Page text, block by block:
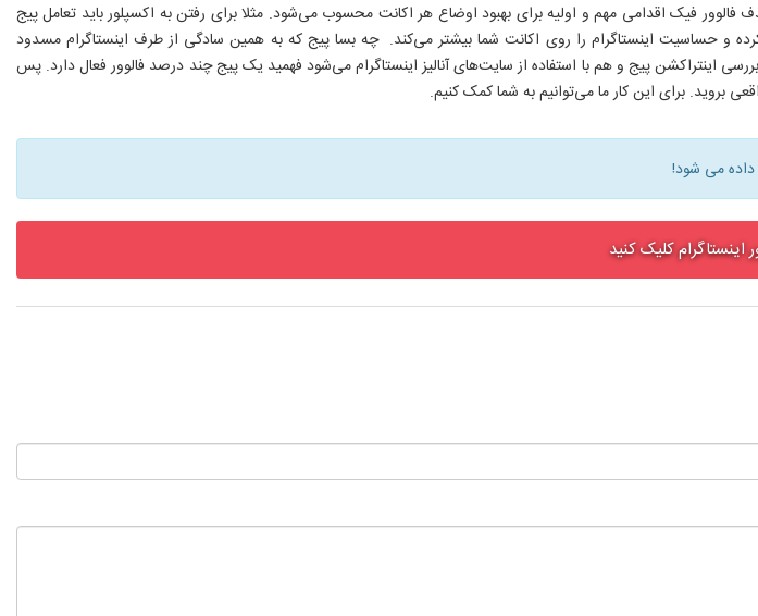
فالوور فیک اقدامی مهم و اولیه برای بهبود اوضاع هر اکانت محسوب می‌شود. مثلا برای رفتن به اکسپلور باید تعامل پیج
و حساسیت اینستاگرام را روی اکانت شما بیشتر می‌کند. چه بسا پیج که به همین سادگی از طرف اینستاگرام مسدود
اینتراکشن پیج و هم با استفاده از سایت‌های آنالیز اینستاگرام می‌شود فهمید یک پیج چند درصد فالوور فعال دارد. پس
بروید. برای این کار ما می‌توانیم به شما کمک کنیم.
داده می شود!
اینستاگرام کلیک کنید